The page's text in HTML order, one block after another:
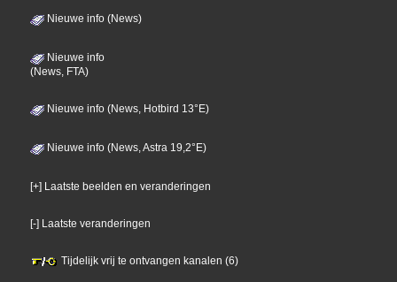
Nieuwe info (News)
Nieuwe info
(News, FTA)
Nieuwe info (News, Hotbird 13°E)
Nieuwe info (News, Astra 19,2°E)
[+] Laatste beelden en veranderingen
[-] Laatste veranderingen
Tijdelijk vrij te ontvangen kanalen (6)